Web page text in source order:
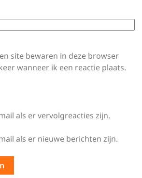
site bewaren in deze browser
wanneer ik een reactie plaats.
als er vervolgreacties zijn.
als er nieuwe berichten zijn.